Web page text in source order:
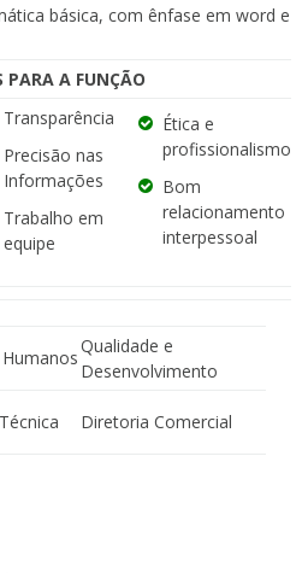
básica, com ênfase em word e
PARA A FUNÇÃO
Transparência
Precisão nas
Informações
Trabalho em
equipe
Ética e
profissionalismo
Bom
relacionamento
interpessoal
Qualidade e
Desenvolvimento
Diretoria Comercial